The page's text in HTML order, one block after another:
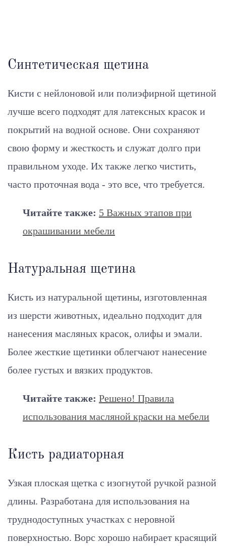
Синтетическая щетина
Кисти с нейлоновой или полиэфирной щетиной
лучше всего подходят для латексных красок и
покрытий на водной основе. Они сохраняют
свою форму и жесткость и служат долго при
правильном уходе. Их также легко чистить,
часто проточная вода - это все, что требуется.
Читайте также: 5 Важных этапов при
окрашивании мебели
Натуральная щетина
Кисть из натуральной щетины, изготовленная
из шерсти животных, идеально подходит для
нанесения масляных красок, олифы и эмали.
Более жесткие щетинки облегчают нанесение
более густых и вязких продуктов.
Читайте также: Решено! Правила
использования масляной краски на мебели
Кисть радиаторная
Узкая плоская щетка с изогнутой ручкой разной
длины. Разработана для использования на
труднодоступных участках с неровной
поверхностью. Ворс хорошо набирает красящий